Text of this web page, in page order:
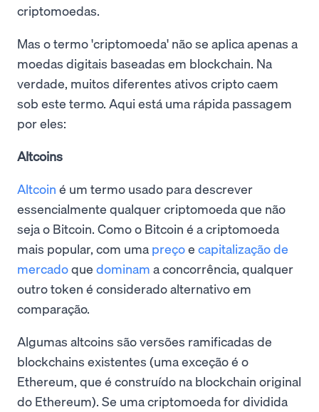
criptomoedas.
Mas o termo 'criptomoeda' não se aplica apenas a
moedas digitais baseadas em blockchain. Na
verdade, muitos diferentes ativos cripto caem
sob este termo. Aqui está uma rápida passagem
por eles:
Altcoins
Altcoin é um termo usado para descrever
essencialmente qualquer criptomoeda que não
seja o Bitcoin. Como o Bitcoin é a criptomoeda
mais popular, com uma preçoe capitalização de
mercadoque dominam a concorrência, qualquer
outro token é considerado alternativo em
comparação.
Algumas altcoins são versões ramificadas de
blockchains existentes (uma exceção é o
Ethereum, que é construído na blockchain original
do Ethereum). Se uma criptomoeda for dividida